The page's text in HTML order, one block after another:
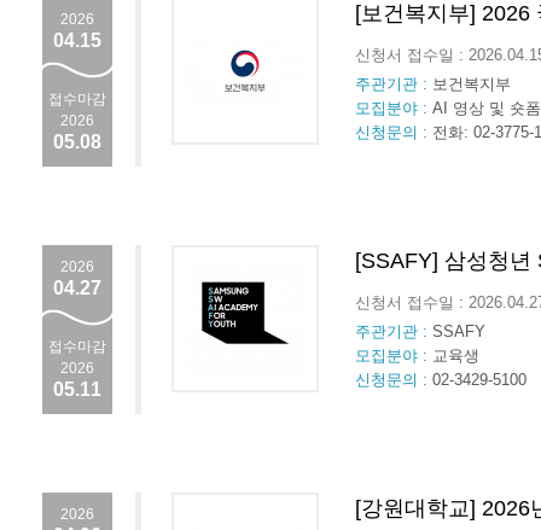
2026
04.15
접수마감
2026
05.08
[보건복지부] 2026
신청서 접수일 :
주관기관 : 보건복지부
모집분야 : AI 영상 및 숏
신청문의 : 전화: 02-3775-
2026
04.27
접수마감
2026
05.11
[SSAFY] 삼성청년
신청서 접수일 :
주관기관 : SSAFY
모집분야 : 교육생
신청문의 : 02-3429-5100
2026 [강원대학교] 2026